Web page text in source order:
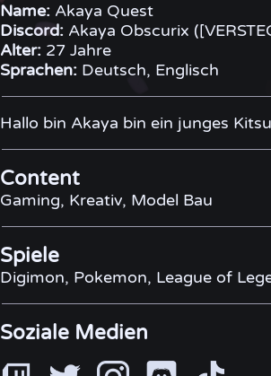
Name: Akaya Quest
Discord: Akaya Obscurix
Alter: 27 Jahre
Sprachen: Deutsch, Englisch
Hallo bin Akaya bin ein junges
Content
Gaming, Kreativ, Model Bau
Spiele
Digimon, Pokemon, League of
Soziale Medien